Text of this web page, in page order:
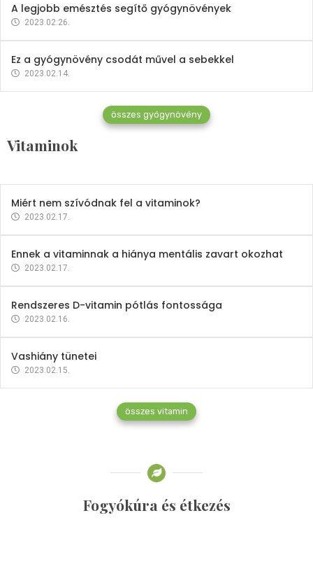
A legjobb emésztés segítő gyógynövények
2023.02.26.
Ez a gyógynövény csodát művel a sebekkel
2023.02.14.
összes gyógynövény
Vitaminok
Vitaminok
Mindent a B-12 vitaminról
2023.02.27.
Miért nem szívódnak fel a vitaminok?
2023.02.17.
Ennek a vitaminnak a hiánya mentális zavart okozhat
2023.02.17.
Rendszeres D-vitamin pótlás fontossága
2023.02.16.
Vashiány tünetei
2023.02.15.
összes vitamin
Fogyókúra és étkezés